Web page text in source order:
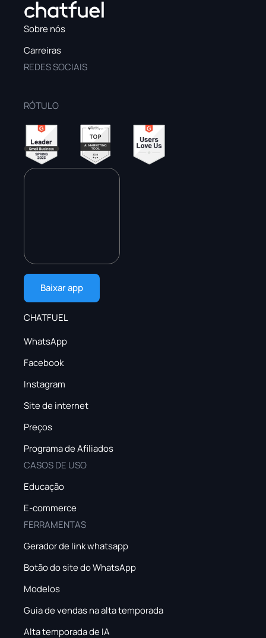
Sobre nós
Carreiras
REDES SOCIAIS
RÓTULO
Baixar app
CHATFUEL
WhatsApp
Facebook
Instagram
Site de internet
Preços
Programa de Afiliados
CASOS DE USO
Educação
E-commerce
FERRAMENTAS
Gerador de link whatsapp
Botão do site do WhatsApp
Modelos
Guia de vendas na alta temporada
Alta temporada de IA